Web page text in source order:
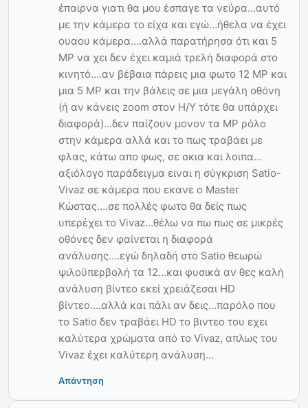
έπαιρνα γιατι θα μου έσπαγε τα νεύρα…αυτό
με την κάμερα το είχα και εγώ…ήθελα να έχει
ουαου κάμερα….αλλά παρατήρησα ότι και 5
MP να χει δεν έχει καμιά τρελή διαφορά στο
κινητό….αν βέβαια πάρεις μια φωτο 12 MP και
μια 5 MP και την βάλεις σε μια μεγάλη οθόνη
(ή αν κάνεις zoom στον Η/Υ τότε θα υπάρχει
διαφορά)…δεν παίζουν μονον τα MP ρόλο
στην κάμερα αλλά και το πως τραβάει με
φλας, κάτω απο φως, σε σκια και λοιπα…
αξιόλογο παράδειγμα ειναι η σύγκριση Satio-
Vivaz σε κάμερα που εκανε ο Master
Κώστας….σε πολλές φωτο θα δείς πως
υπερέχει το Vivaz…θέλω να πω πως σε μικρές
οθόνες δεν φαίνεται η διαφορά
ανάλυσης….εγώ δηλαδή στο Satio θεωρώ
ψιλοϋπερβολή τα 12…και φυσικά αν θες καλή
ανάλυση βίντεο εκεί χρειάζεσαι HD
βίντεο….αλλά και πάλι αν δεις…παρόλο που
το Satio δεν τραβάει HD το βιντεο του εχει
καλύτερα χρώματα από το Vivaz, απλως του
Vivaz έχει καλύτερη ανάλυση…
Απάντηση